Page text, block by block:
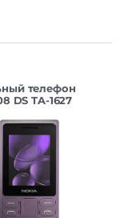
телефон
DS TA-1627